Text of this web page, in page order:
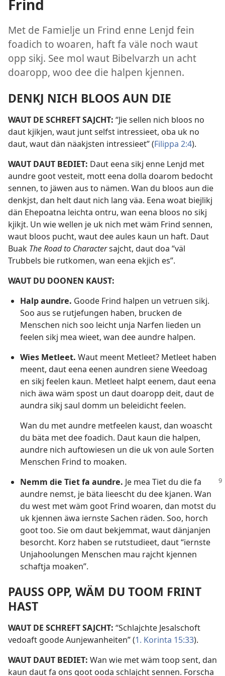
Frind
Met de Famielje un Frind enne Lenjd fein
foadich to woaren, haft fa väle noch waut
opp sikj. See mol waut Bibelvarzh un acht
doaropp, woo dee die halpen kjennen.
DENKJ NICH BLOOS AUN DIE
WAUT DE SCHREFT SAJCHT: “Jie sellen nich bloos no
daut kjikjen, waut junt selfst intressieet, oba uk no
daut, waut dän näakjsten intressieet” (Filippa 2:4).
WAUT DAUT BEDIET: Daut eena sikj enne Lenjd met
aundre goot vesteit, mott eena dolla doarom bedocht
sennen, to jäwen aus to nämen. Wan du bloos aun die
denkjst, dan helt daut nich lang väa. Eena woat biejlikj
dän Ehepoatna leichta ontru, wan eena bloos no sikj
kjikjt. Un wie wellen je uk nich met wäm Frind sennen,
waut bloos pucht, waut dee aules kaun un haft. Daut
Buak The Road to Charactersajcht, daut doa “väl
Trubbels bie rutkomen, wan eena ekjich es”.
WAUT DU DOONEN KAUST:
Halp aundre. Goode Frind halpen un vetruen sikj.
Soo aus se rutjefungen haben, brucken de
Menschen nich soo leicht unja Narfen lieden un
feelen sikj mea wieet, wan dee aundre halpen.
Wies Metleet. Waut meent Metleet? Metleet haben
meent, daut eena eenen aundren siene Weedoag
en sikj feelen kaun. Metleet halpt eenem, daut eena
nich äwa wäm spost un daut doaropp deit, daut de
aundra sikj saul domm un beleidicht feelen.
Wan du met aundre metfeelen kaust, dan woascht
du bäta met dee foadich. Daut kaun die halpen,
aundre nich auftowiesen un die uk von aule Sorten
Menschen Frind to moaken.
Nemm die Tiet fa aundre. Je mea Tiet du die fa
aundre nemst, je bäta lieescht du dee kjanen. Wan
du west met wäm goot Frind woaren, dan motst du
uk kjennen äwa iernste Sachen räden. Soo, horch
goot too. Sie om daut bekjemmat, waut dänjanjen
besorcht. Korz haben se rutstudieet, daut “iernste
Unjahoolungen Menschen mau rajcht kjennen
schaftja moaken”.
PAUSS OPP, WÄM DU TOOM FRINT
HAST
WAUT DE SCHREFT SAJCHT: “Schlajchte Jesalschoft
vedoaft goode Aunjewanheiten” (1. Korinta 15:33).
WAUT DAUT BEDIET: Wan wie met wäm toop sent, dan
kaun daut fa ons goot ooda schlajcht sennen. Forscha